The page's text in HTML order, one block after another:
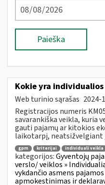
Paieška
Kokie yra
Web turinio sąrašas 2024-
Registracijos numeris
savarankiška veikla, kuria
gauti pajamų ar kitokios
laikotarpį, neatsižvelgiant
gpm kriterijai individuali veikla
kategorijos:Gyventojų
verslo/ veiklos »
vykdančio asmens pajamos
apmokestinimas ir